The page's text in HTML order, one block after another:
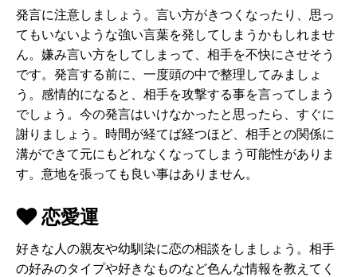
発言に注意しましょう。言い方がきつくなったり、思っ
てもいないような強い言葉を発してしまうかもしれませ
ん。嫌み言い方をしてしまって、相手を不快にさせそう
です。発言する前に、一度頭の中で整理してみましょ
う。感情的になると、相手を攻撃する事を言ってしまう
でしょう。今の発言はいけなかったと思ったら、すぐに
謝りましょう。時間が経てば経つほど、相手との関係に
溝ができて元にもどれなくなってしまう可能性がありま
す。意地を張っても良い事はありません。
恋愛運
好きな人の親友や幼馴染に恋の相談をしましょう。相手
の好みのタイプや好きなものなど色んな情報を教えてく